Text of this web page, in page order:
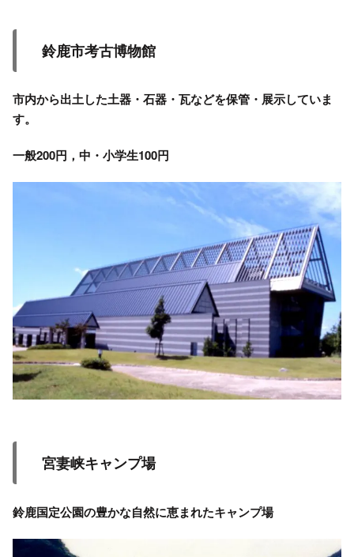
鈴鹿市考古博物館
市内から出土した土器・石器・瓦などを保管・展示していま
す。
一般200円，中・小学生100円
宮妻峡キャンプ場
鈴鹿国定公園の豊かな自然に恵まれたキャンプ場